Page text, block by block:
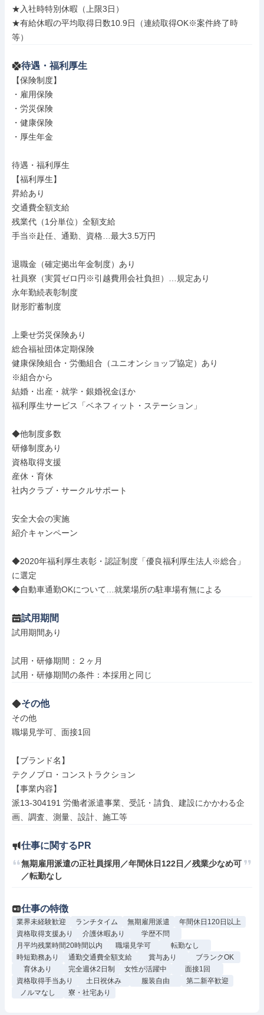
★入社時特別休暇（上限3日）
★有給休暇の平均取得日数10.9日（連続取得OK※案件終了時
等）
待遇・福利厚生
【保険制度】
・雇用保険
・労災保険
・健康保険
・厚生年金
待遇・福利厚生
【福利厚生】
昇給あり
交通費全額支給
残業代（1分単位）全額支給
手当※赴任、通勤、資格…最大3.5万円
退職金（確定拠出年金制度）あり
社員寮（実質ゼロ円※引越費用会社負担）…規定あり
永年勤続表彰制度
財形貯蓄制度
上乗せ労災保険あり
総合福祉団体定期保険
健康保険組合・労働組合（ユニオンショップ協定）あり
※組合から
結婚・出産・就学・銀婚祝金ほか
福利厚生サービス「ベネフィット・ステーション」
◆他制度多数
研修制度あり
資格取得支援
産休・育休
社内クラブ・サークルサポート
安全大会の実施
紹介キャンペーン
◆2020年福利厚生表彰・認証制度「優良福利厚生法人※総合」
に選定
◆自動車通勤OKについて…就業場所の駐車場有無による
試用期間
試用期間あり
試用・研修期間：２ヶ月
その他
その他
職場見学可、面接1回
【ブランド名】
テクノプロ・コンストラクション
【事業内容】
派13-304191 労働者派遣事業、受託・請負、建設にかかわる企
画、調査、測量、設計、施工等
仕事に関するPR
無期雇用派遣の正社員採用／年間休日122日／残業少なめ可
／転勤なし
仕事の特徴
業界未経験歓迎 ランチタイム 無期雇用派遣
年間休日120日以上
資格取得支援あり
介護休暇あり
学歴不問
月平均残業時間20時間以内
職場見学可
転勤なし
時短勤務あり
通勤交通費全額支給 賞与あり
ブランクOK
育休あり
完全週休2日制 女性が活躍中
面接1回
資格取得手当あり
土日祝休み 服装自由
第二新卒歓迎
ノルマなし
寮・社宅あり